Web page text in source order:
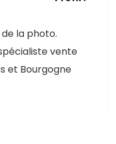
la photo.
vente
et Bourgogne